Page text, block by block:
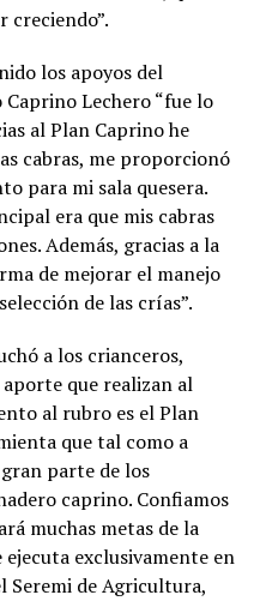
creciendo”.
los apoyos del
Lechero “fue lo
al Plan Caprino he
cabras, me proporcionó
para mi sala quesera.
era que mis cabras
Además, gracias a la
de mejorar el manejo
de las crías”.
a los crianceros,
que realizan al
al rubro es el Plan
que tal como a
parte de los
caprino. Confiamos
muchas metas de la
exclusivamente en
Seremi de Agricultura,